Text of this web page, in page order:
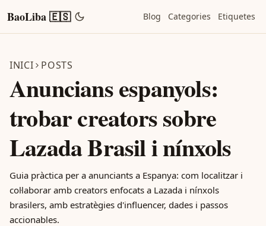
BaoLiba 🇪🇸 Blog Categories Etiquetes
INICI POSTS
Anuncians espanyols:
trobar creators sobre
Lazada Brasil i nínxols
Guia pràctica per a anunciants a Espanya: com localitzar i
col·laborar amb creators enfocats a Lazada i nínxols
brasilers, amb estratègies d'influencer, dades i passos
accionables.